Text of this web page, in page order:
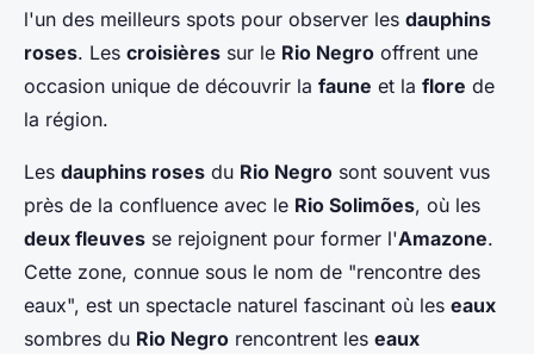
l'un des meilleurs spots pour observer les dauphins
roses. Les croisières sur le Rio Negro offrent une
occasion unique de découvrir la faune et la flore de
la région.
Les dauphins roses du Rio Negro sont souvent vus
près de la confluence avec le Rio Solimões, où les
deux fleuves se rejoignent pour former l'Amazone.
Cette zone, connue sous le nom de "rencontre des
eaux", est un spectacle naturel fascinant où les eaux
sombres du Rio Negro rencontrent les eaux